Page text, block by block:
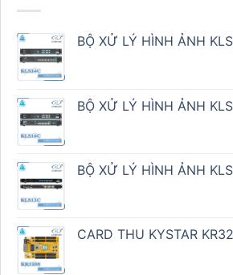
BỘ XỬ LÝ HÌNH ẢNH
BỘ XỬ LÝ HÌNH ẢNH
BỘ XỬ LÝ HÌNH ẢNH
CARD THU KYSTAR